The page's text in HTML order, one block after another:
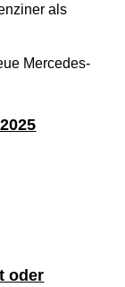
als
Mercedes-
oder